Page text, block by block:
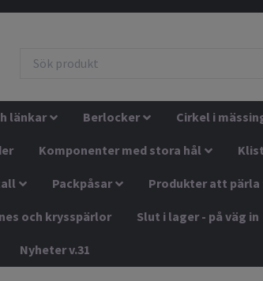
länkar Berlocker Cirkel i
Komponenter med stora hål
Packpåsar Produkter att pärla
och krysspärlor Slut i lager - på väg in
Nyheter v.31